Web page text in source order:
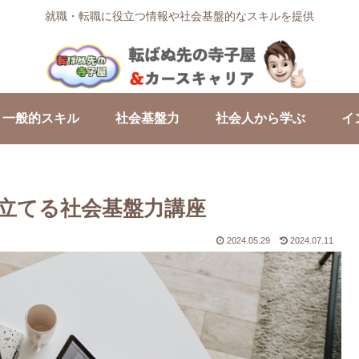
就職・転職に役立つ情報や社会基盤的なスキルを提供
一般的スキル 社会基盤力 社会人から学ぶ イ
てる社会基盤力講座
2024.05.29 2024.07.11